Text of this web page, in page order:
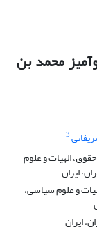
محمد بن
3
الهیات و علوم
ایران
و علوم سیاسی،
ایران